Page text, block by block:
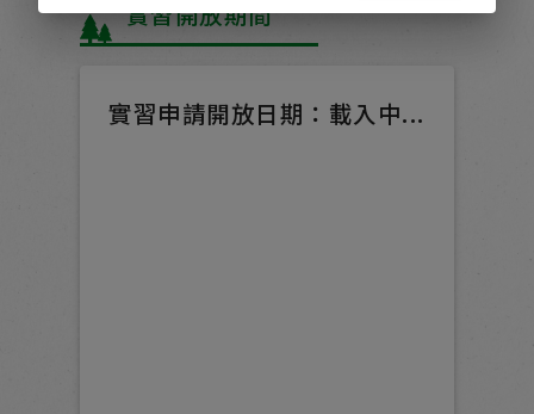
實習開放期間
實習申請開放日期： 載入中...